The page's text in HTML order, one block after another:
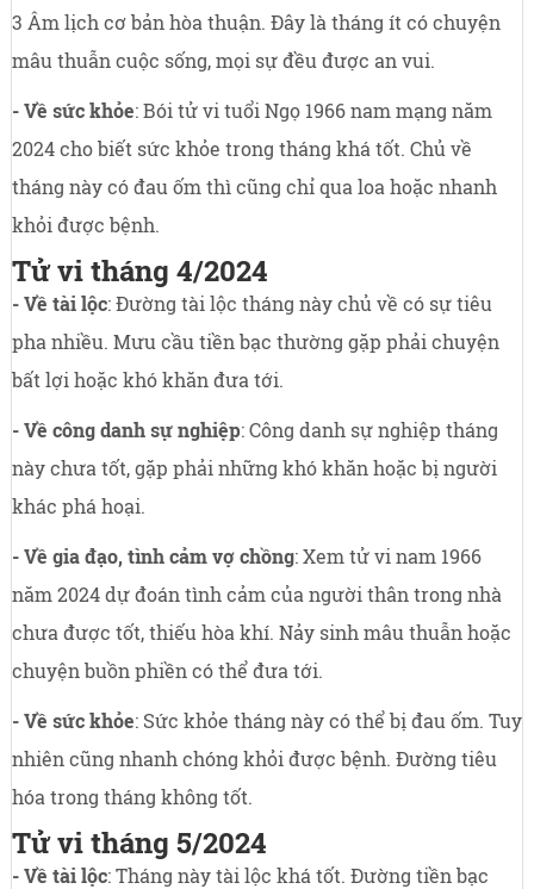
3 Âm lịch cơ bản hòa thuận. Đây là tháng ít có chuyện
mâu thuẫn cuộc sống, mọi sự đều được an vui.
- Về sức khỏe: Bói tử vi tuổi Ngọ 1966 nam mạng năm
2024 cho biết sức khỏe trong tháng khá tốt. Chủ về
tháng này có đau ốm thì cũng chỉ qua loa hoặc nhanh
khỏi được bệnh.
Tử vi tháng 4/2024
- Về tài lộc: Đường tài lộc tháng này chủ về có sự tiêu
pha nhiều. Mưu cầu tiền bạc thường gặp phải chuyện
bất lợi hoặc khó khăn đưa tới.
- Về công danh sự nghiệp: Công danh sự nghiệp tháng
này chưa tốt, gặp phải những khó khăn hoặc bị người
khác phá hoại.
- Về gia đạo, tình cảm vợ chồng: Xem tử vi nam 1966
năm 2024 dự đoán tình cảm của người thân trong nhà
chưa được tốt, thiếu hòa khí. Nảy sinh mâu thuẫn hoặc
chuyện buồn phiền có thể đưa tới.
- Về sức khỏe: Sức khỏe tháng này có thể bị đau ốm. Tuy
nhiên cũng nhanh chóng khỏi được bệnh. Đường tiêu
hóa trong tháng không tốt.
Tử vi tháng 5/2024
- Về tài lộc: Tháng này tài lộc khá tốt. Đường tiền bạc